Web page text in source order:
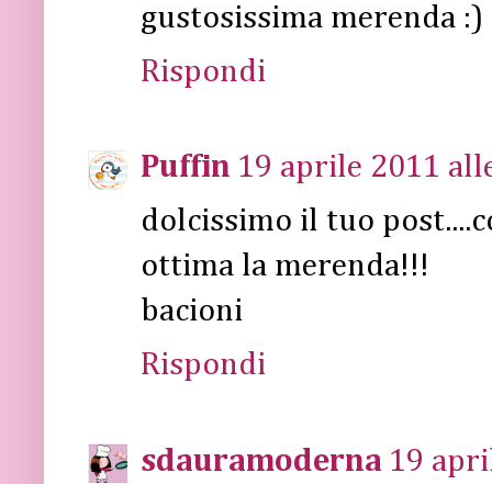
gustosissima merenda :)
Rispondi
Puffin 19 aprile 2011
dolcissimo il tuo
ottima la merenda!!!
bacioni
Rispondi
sdauramoderna 19